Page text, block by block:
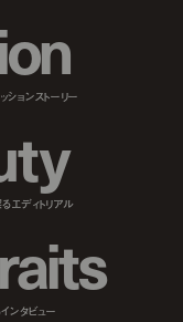
on
ョンストーリー
ty
エディトリアル
aits
ンタビュー